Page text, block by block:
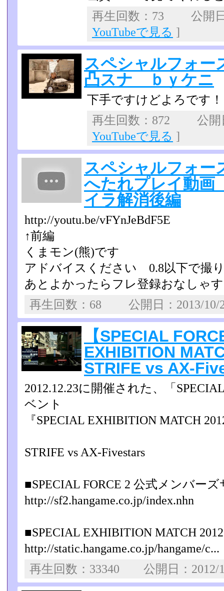
再生回数：73 公開
YouTubeで見る ]
スペシャルフォ
凸スナ ｂｙケニ
下手ですけどよろです！
再生回数：872 公
YouTubeで見る ]
スペシャルフォ
へたれプレイ動
イラ解消後編
http://youtu.be/vFYnJeBdF5E
↑前編
くまモン(熊)です
アドバイスください 0.8以下で撮
あとよかったらフレ登録おなしゃす
再生回数：68 公開日：2013/
【SPECIAL
EXHIBITION
STRIFE vs AX-
2012.12.23に開催された、「
ベント
『SPECIAL EXHIBITION MATCH
STRIFE vs AX-Fivestars
■SPECIAL FORCE 2 公式メンバー
http://sf2.hangame.co.jp/index.nhn
■SPECIAL EXHIBITION MATCH
http://static.hangame.co.jp/hangame/c...
再生回数：33340 公開日：